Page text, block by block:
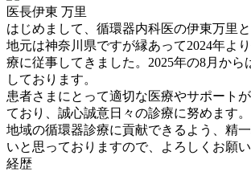
医長伊東 万里
はじめまして、循環器内科医の伊東万里と
地元は神奈川県ですが縁あって2024年よ
療に従事してきました。2025年の8月から
しております。
患者さまにとって適切な医療やサポート
ており、誠心誠意日々の診療に努めます。
地域の循環器診療に貢献できるよう、精
いと思っておりますので、よろしくお願い
経歴